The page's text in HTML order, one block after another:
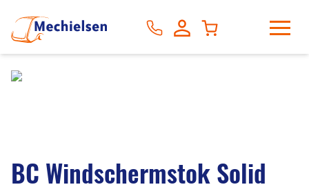
BC Windschermstok Solid